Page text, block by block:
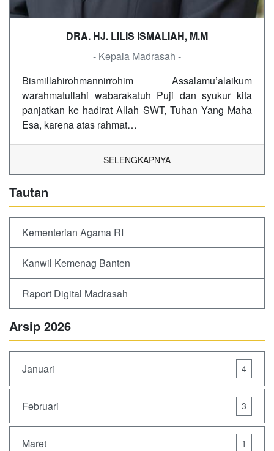
DRA. HJ. LILIS ISMALIAH, M.M
- Kepala Madrasah -
Bismillahirohmannirrohim Assalamu’alaikum
warahmatullahi wabarakatuh Puji dan syukur kita
panjatkan ke hadirat Allah SWT, Tuhan Yang Maha
Esa, karena atas rahmat…
SELENGKAPNYA
Tautan
Kementerian Agama RI
Kanwil Kemenag Banten
Raport Digital Madrasah
Arsip 2026
Januari 4
Februari 3
Maret 1